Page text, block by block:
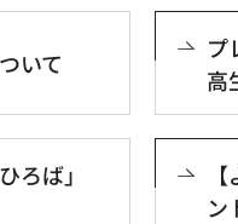
いて
プ
高
ろば」
ン